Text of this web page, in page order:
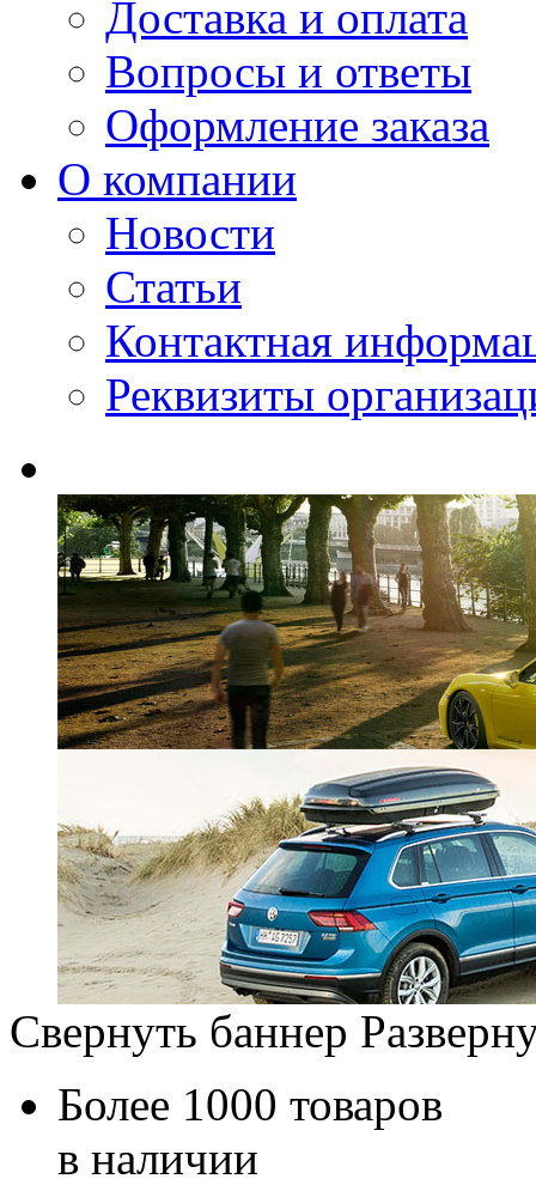
Доставка и оплата
Вопросы и ответы
Оформление заказа
О компании
Новости
Статьи
Контактная
Реквизиты
Свернуть баннер
Более 1000 товаров
в наличии